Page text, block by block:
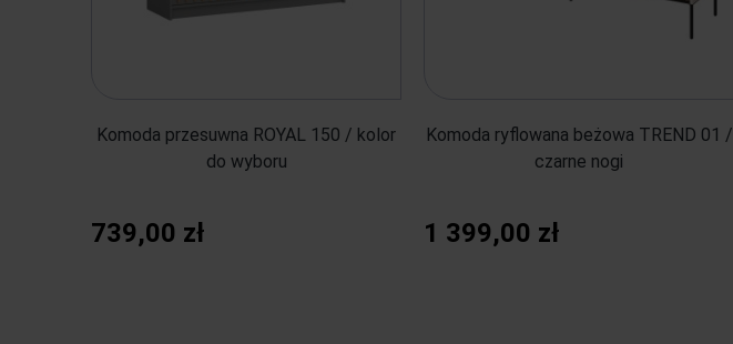
Komoda przesuwna ROYAL 150 / kolor
do wyboru
739,00 zł
Komoda ryflowana beżowa TREND 01 /
czarne nogi
1 399,00 zł